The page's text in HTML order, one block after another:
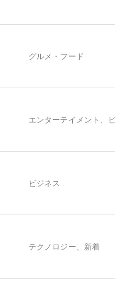
グルメ・フード
エンターテイメント、
ビジネス
テクノロジー、新着